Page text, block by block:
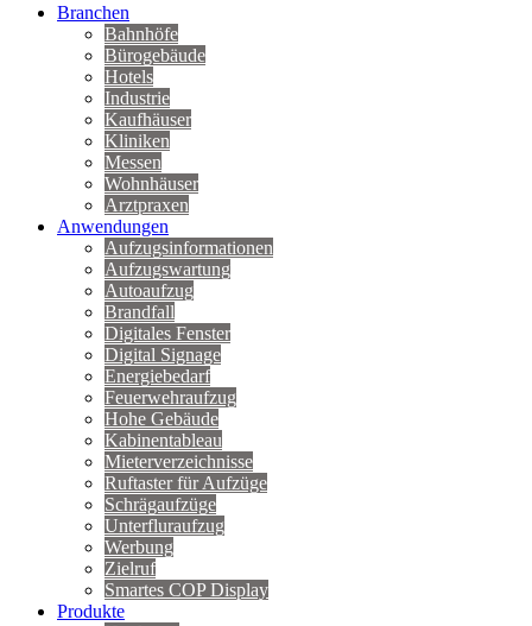
Branchen
Bahnhöfe
Bürogebäude
Hotels
Industrie
Kaufhäuser
Kliniken
Messen
Wohnhäuser
Arztpraxen
Anwendungen
Aufzugsinformationen
Aufzugswartung
Autoaufzug
Brandfall
Digitales Fenster
Digital Signage
Energiebedarf
Feuerwehraufzug
Hohe Gebäude
Kabinentableau
Mieterverzeichnisse
Ruftaster für Aufzüge
Schrägaufzüge
Unterfluraufzug
Werbung
Zielruf
Smartes COP Display
Produkte